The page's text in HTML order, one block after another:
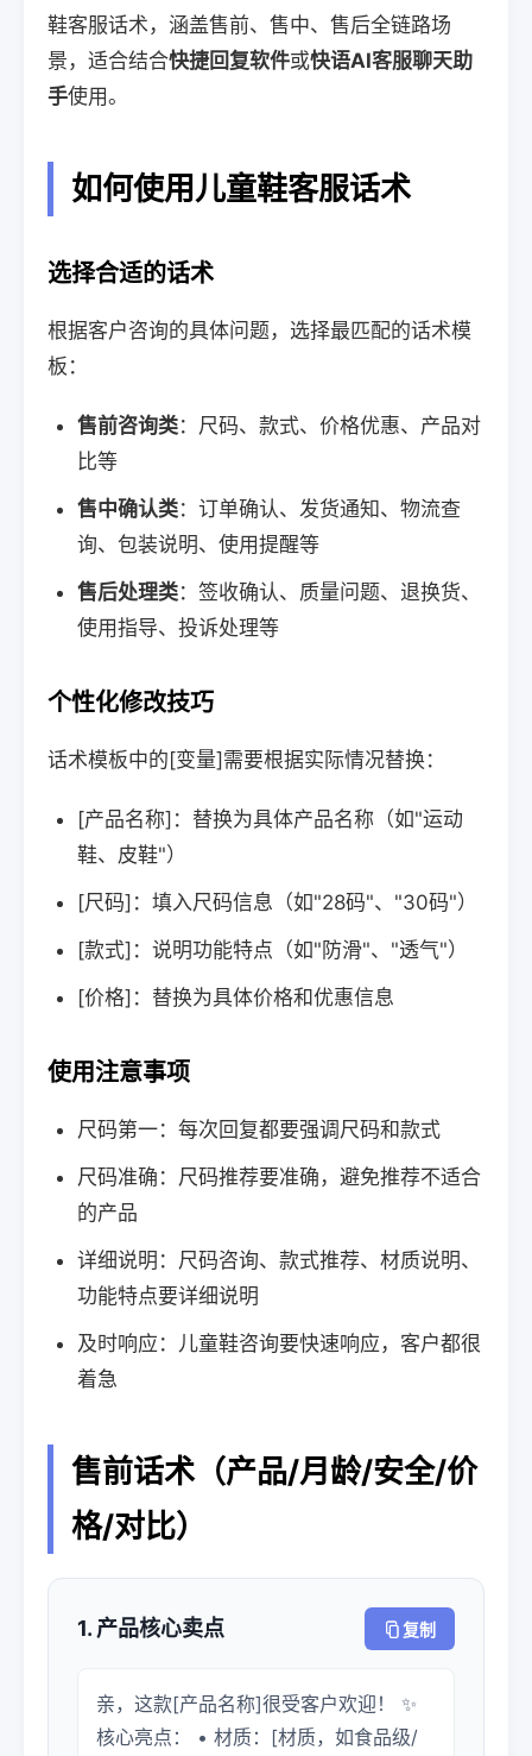
鞋客服话术，涵盖售前、售中、售后全链路场
景，适合结合快捷回复软件或快语AI客服聊天助
手使用。
如何使用儿童鞋客服话术
选择合适的话术
根据客户咨询的具体问题，选择最匹配的话术模
板：
售前咨询类：尺码、款式、价格优惠、产品对
比等
售中确认类：订单确认、发货通知、物流查
询、包装说明、使用提醒等
售后处理类：签收确认、质量问题、退换货、
使用指导、投诉处理等
个性化修改技巧
话术模板中的[变量]需要根据实际情况替换：
[产品名称]：替换为具体产品名称（如"运动
鞋、皮鞋"）
[尺码]：填入尺码信息（如"28码"、"30码"）
[款式]：说明功能特点（如"防滑"、"透气"）
[价格]：替换为具体价格和优惠信息
使用注意事项
尺码第一：每次回复都要强调尺码和款式
尺码准确：尺码推荐要准确，避免推荐不适合
的产品
详细说明：尺码咨询、款式推荐、材质说明、
功能特点要详细说明
及时响应：儿童鞋咨询要快速响应，客户都很
着急
售前话术（产品/月龄/安全/价
格/对比）
1. 产品核心卖点 复制
亲，这款[产品名称]很受客户欢迎！ ✨
核心亮点： • 材质：[材质，如食品级/